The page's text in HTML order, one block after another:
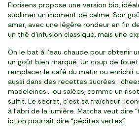
Florisens propose une version bio,
sublimer un moment de calme. Son
amer, avec une légère rondeur en fin
un thé d’infusion classique, mais une
On le bat à l’eau chaude pour obtenir
un goût bien marqué. Un coup de
remplacer le café du matin ou enrichir
aussi dans des recettes sucrées :
madeleines... ou salées, comme un
suffit. Le secret, c’est sa fraîcheur :
à l’abri de la lumière. Matcha veut dire
ici, on pourrait dire “pépites vertes”.